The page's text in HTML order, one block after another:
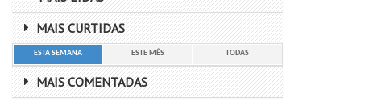
MAIS CURTIDAS
ESTA SEMANA ESTE MÊS TODAS
MAIS COMENTADAS